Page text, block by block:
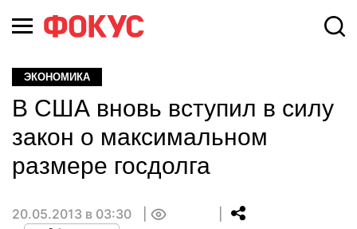
ЭКОНОМИКА
В США вновь вступил в силу
закон о максимальном
размере госдолга
20.05.2013 в 03:30